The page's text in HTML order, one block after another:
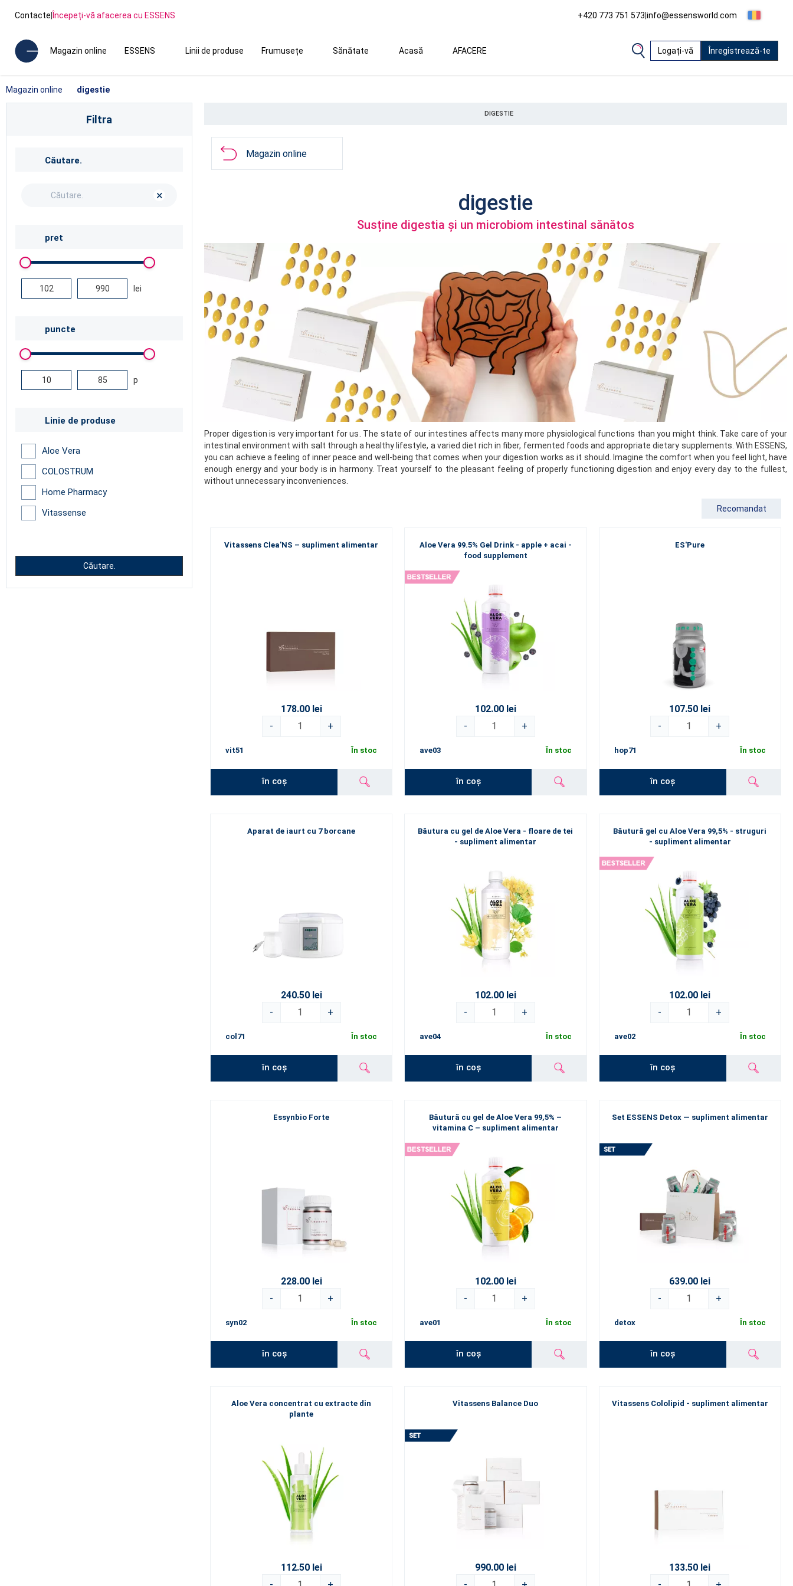
Contacte|Începeți-vă afacerea cu ESSENS +420 773 751 573|info@essensworld.com
Magazin online ESSENS Linii de produse Frumusețe Sănătate Acasă AFACERE Logați-vă Înregistrează-te
Magazin online digestie
Filtra
Căutare.
×
pret
lei
puncte
p
Linie de produse
Aloe Vera
COLOSTRUM
Home Pharmacy
Vitassense
Căutare.
DIGESTIE
Magazin online
digestie
Susține digestia și un microbiom intestinal sănătos
Proper digestion is very important for us. The state of our intestines affects many more physiological functions than you might think. Take care of your
intestinal environment with salt through a healthy lifestyle, a varied diet rich in fiber, fermented foods and appropriate dietary supplements. With ESSENS,
you can achieve a feeling of inner peace and well-being that comes when your digestion works as it should. Imagine the comfort when you feel light, have
enough energy and your body is in harmony. Treat yourself to the pleasant feeling of properly functioning digestion and enjoy every day to the fullest,
without unnecessary inconveniences.
Recomandat
Vitassens Clea'NS – supliment alimentar
178.00 lei
-
+
vit51 În stoc
în coș
Aloe Vera 99.5% Gel Drink - apple + acai -
food supplement
102.00 lei
-
+
ave03 În stoc
în coș
ES'Pure
107.50 lei
-
+
hop71 În stoc
în coș
Aparat de iaurt cu 7 borcane
240.50 lei
-
+
col71 În stoc
în coș
Băutura cu gel de Aloe Vera - floare de tei
- supliment alimentar
102.00 lei
-
+
ave04 În stoc
în coș
Băutură gel cu Aloe Vera 99,5% - struguri
- supliment alimentar
102.00 lei
-
+
ave02 În stoc
în coș
Essynbio Forte
228.00 lei
-
+
syn02 În stoc
în coș
Băutură cu gel de Aloe Vera 99,5% –
vitamina C – supliment alimentar
102.00 lei
-
+
ave01 În stoc
în coș
Set ESSENS Detox — supliment alimentar
639.00 lei
-
+
detox În stoc
în coș
Aloe Vera concentrat cu extracte din
plante
112.50 lei
Vitassens Balance Duo
990.00 lei
Vitassens Cololipid - supliment alimentar
133.50 lei